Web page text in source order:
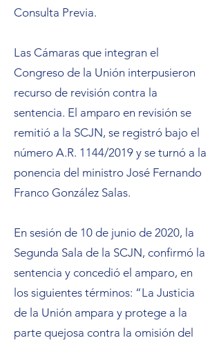
Consulta Previa.
Las Cámaras que integran el
Congreso de la Unión interpusieron
recurso de revisión contra la
sentencia. El amparo en revisión se
remitió a la SCJN, se registró bajo el
número A.R. 1144/2019 y se turnó a la
ponencia del ministro José Fernando
Franco González Salas.
En sesión de 10 de junio de 2020, la
Segunda Sala de la SCJN, confirmó la
sentencia y concedió el amparo, en
los siguientes términos: “La Justicia
de la Unión ampara y protege a la
parte quejosa contra la omisión del